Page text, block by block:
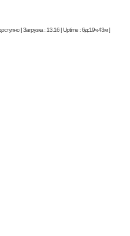
| Загрузка : 13.16 | Uptime : 6д:19ч:43м ]